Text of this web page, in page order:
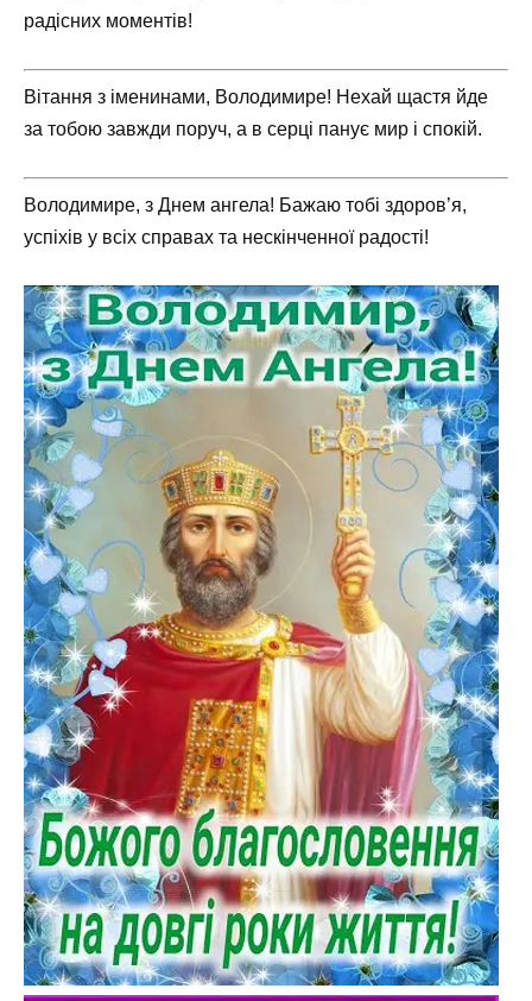
радісних моментів!
Вітання з іменинами, Володимире! Нехай щастя йде
за тобою завжди поруч, а в серці панує мир і спокій.
Володимире, з Днем ангела! Бажаю тобі здоров’я,
успіхів у всіх справах та нескінченної радості!